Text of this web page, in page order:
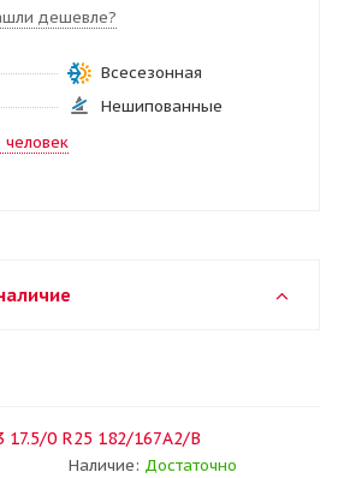
дешевле?
Всесезонная
Нешипованные
человек
17.5/0 R25 182/167A2/B
Наличие: Достаточно